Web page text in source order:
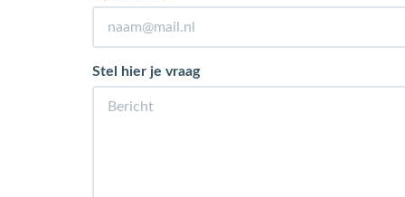
Stel hier je vraag